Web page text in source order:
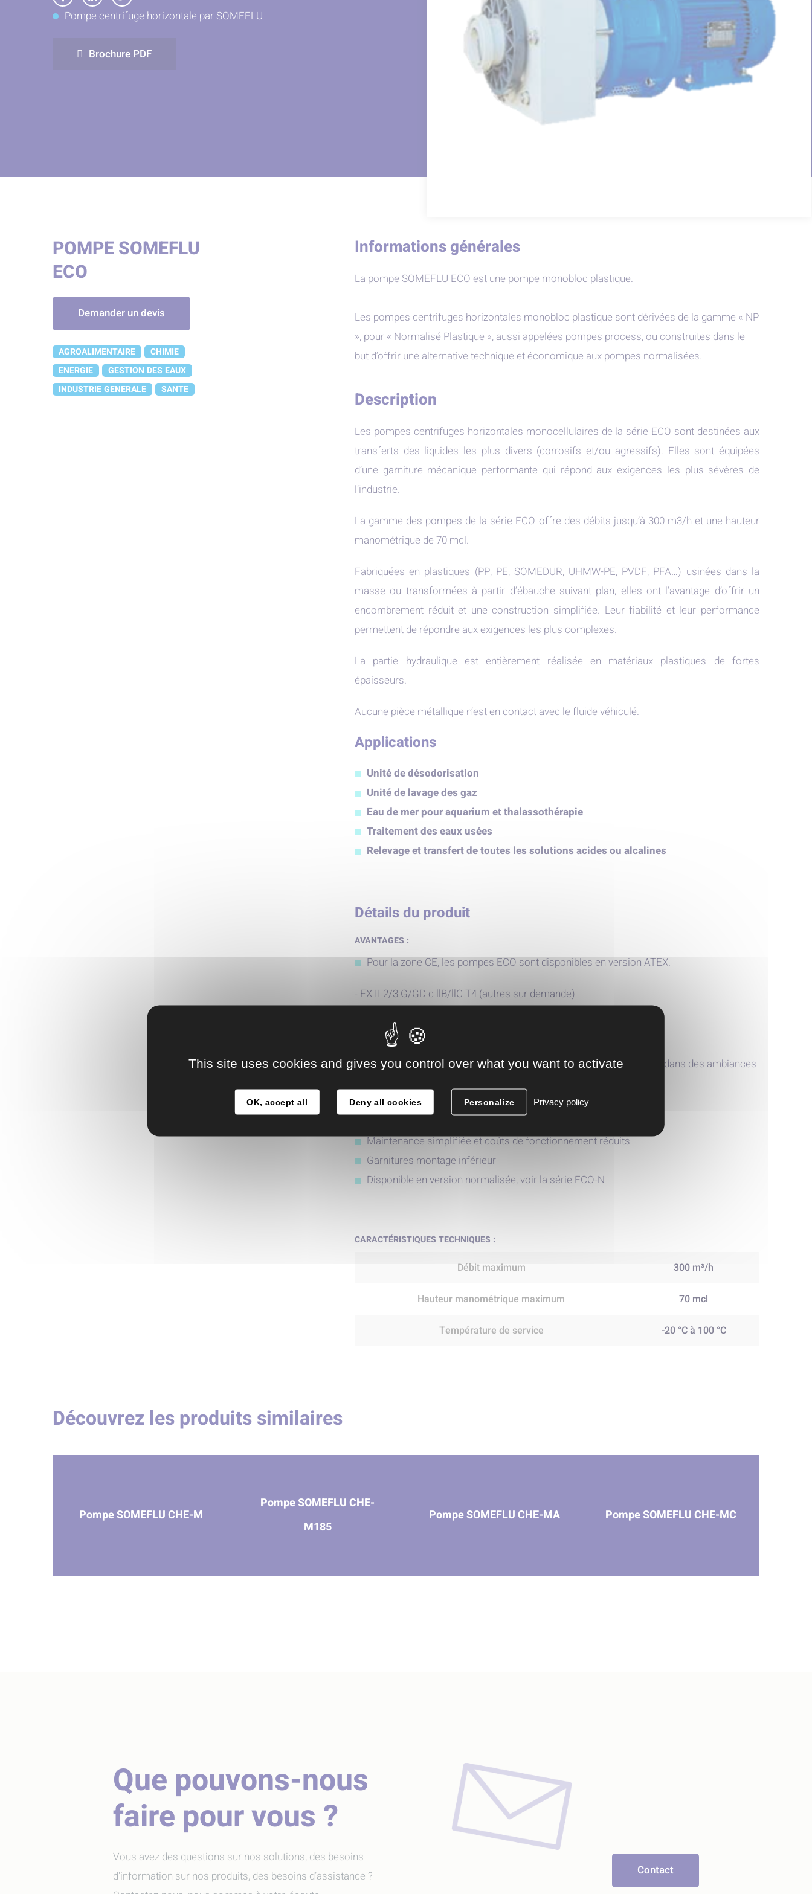
Partager
sur
Partager
sur
Partager
sur
Pompe centrifuge horizontale par SOMEFLU
Brochure PDF
POMPE SOMEFLU
ECO
Demander un devis
AGROALIMENTAIRE
CHIMIE
ENERGIE
GESTION DES EAUX
INDUSTRIE GENERALE
SANTE
Informations générales
La pompe SOMEFLU ECO est une pompe monobloc plastique.
Les pompes centrifuges horizontales monobloc plastique sont dérivées de la gamme « NP
», pour « Normalisé Plastique », aussi appelées pompes process, ou construites dans le
but d’offrir une alternative technique et économique aux pompes normalisées.
Description
Les pompes centrifuges horizontales monocellulaires de la série ECO sont destinées aux
transferts des liquides les plus divers (corrosifs et/ou agressifs). Elles sont équipées
d’une garniture mécanique performante qui répond aux exigences les plus sévères de
l’industrie.
La gamme des pompes de la série ECO offre des débits jusqu’à 300 m3/h et une hauteur
manométrique de 70 mcl.
Fabriquées en plastiques (PP, PE, SOMEDUR, UHMW-PE, PVDF, PFA…) usinées dans la
masse ou transformées à partir d’ébauche suivant plan, elles ont l’avantage d’offrir un
encombrement réduit et une construction simplifiée. Leur fiabilité et leur performance
permettent de répondre aux exigences les plus complexes.
La partie hydraulique est entièrement réalisée en matériaux plastiques de fortes
épaisseurs.
Aucune pièce métallique n’est en contact avec le fluide véhiculé.
Applications
Unité de désodorisation
Unité de lavage des gaz
Eau de mer pour aquarium et thalassothérapie
Traitement des eaux usées
Relevage et transfert de toutes les solutions acides ou alcalines
Détails du produit
AVANTAGES :
Pour la zone CE, les pompes ECO sont disponibles en version ATEX.
- EX II 2/3 G/GD c llB/llC T4 (autres sur demande)
Moteurs normalisés CEI
Démontage moteur/pompe sans difficulté après plusieurs années dans des ambiances
Conçue pour résister aux ambiances les plus corrosives
Maintenance simplifiée et coûts de fonctionnement réduits
Garnitures montage inférieur
Disponible en version normalisée, voir la série ECO-N
CARACTÉRISTIQUES TECHNIQUES :
Débit maximum 300 m³/h
Hauteur manométrique maximum 70 mcl
Température de service -20 °C à 100 °C
Découvrez les produits similaires
Pompe SOMEFLU CHE-M
Pompe SOMEFLU CHE-
M185
Pompe SOMEFLU CHE-MA Pompe SOMEFLU CHE-MC
Que pouvons-nous
faire pour vous ?
Vous avez des questions sur nos solutions, des besoins
d'information sur nos produits, des besoins d’assistance ?
Contact
This site uses cookies and gives you control over what you want to activate
OK, accept all Deny all cookies Personalize Privacy policy